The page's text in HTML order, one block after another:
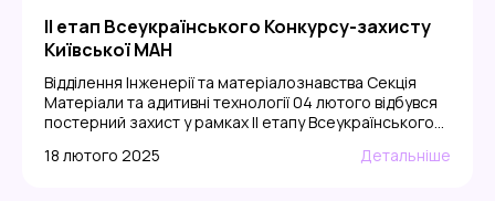
ІІ етап Всеукраїнського Конкурсу-захисту
Київської МАН
Відділення Інженерії та матеріалознавства Секція
Матеріали та адитивні технології 04 лютого відбувся
постерний захист у рамках ІІ етапу Всеукраїнського
подія, де молоді науковці продемонстрували свої
18 лютого 2025 Детальніше